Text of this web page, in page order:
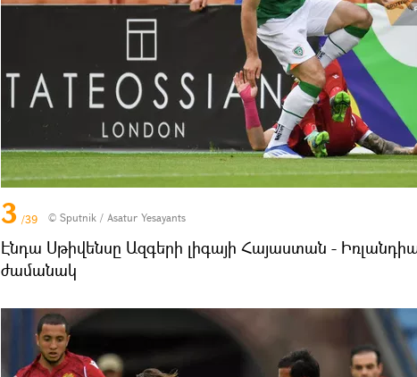
3 /39 © Sputnik / Asatur Yesayants
Էնդա Սթիվենսը Ազգերի լիգայի Հայաստան -
ժամանակ